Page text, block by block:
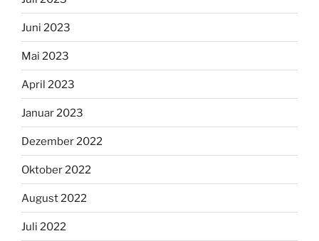
Juni 2023
Mai 2023
April 2023
Januar 2023
Dezember 2022
Oktober 2022
August 2022
Juli 2022